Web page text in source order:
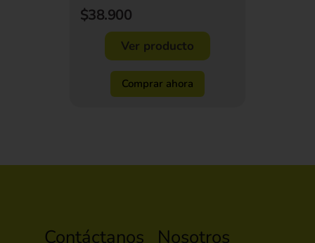
$38.900
Ver producto
Comprar ahora
Contáctanos Nosotros